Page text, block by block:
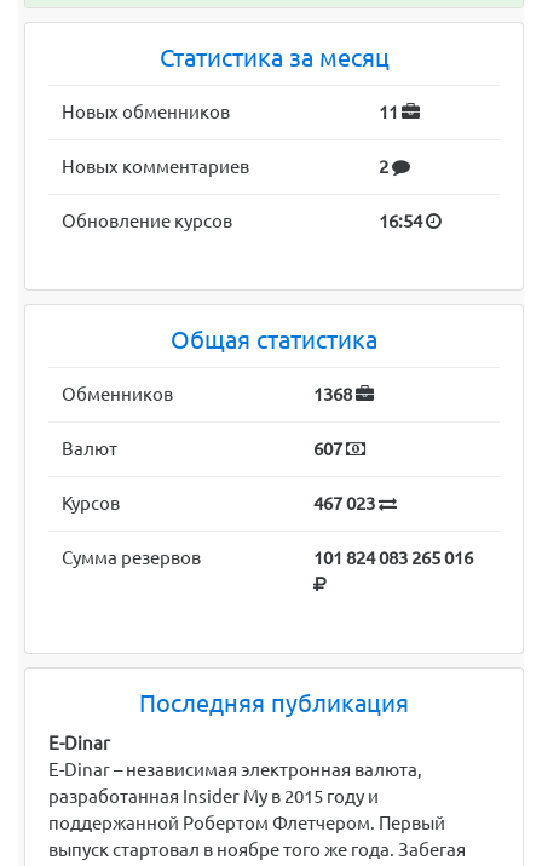
Статистика за месяц
Новых обменников 11
Новых комментариев 2
Обновление курсов 16:54
Общая статистика
Обменников 1368
Валют 607
Курсов 467 023
Сумма резервов 101 824 083 265 016
Последняя публикация
E-Dinar
E-Dinar – независимая электронная валюта,
разработанная Insider My в 2015 году и
поддержанной Робертом Флетчером. Первый
выпуск стартовал в ноябре того же года. Забегая